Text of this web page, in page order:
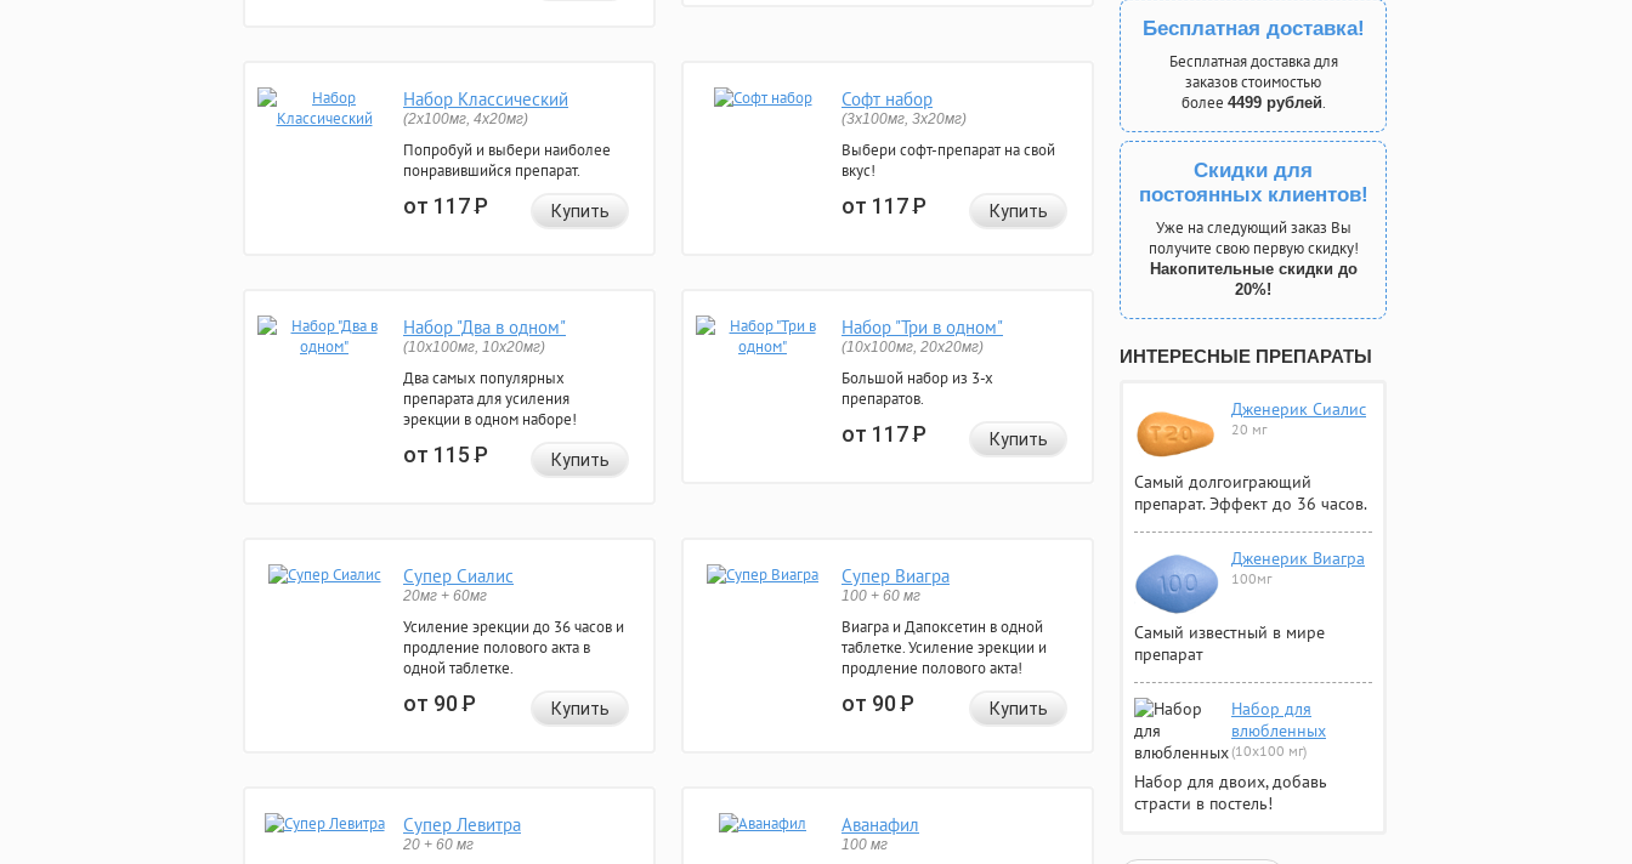
Набор Классический
(2x100мг, 4x20мг)
Попробуй и выбери наиболее
понравившийся препарат.
от 117Р Купить
Софт набор
(3x100мг, 3x20мг)
Выбери софт-препарат на свой
вкус!
от 117Р Купить
Набор "Два в одном"
(10x100мг, 10x20мг)
Два самых популярных
препарата для усиления
эрекции в одном наборе!
от 115Р Купить
Набор "Три в одном"
(10x100мг, 20x20мг)
Большой набор из 3-х
препаратов.
от 117Р Купить
Супер Сиалис
20мг + 60мг
Усиление эрекции до 36 часов и
продление полового акта в
одной таблетке.
от 90Р Купить
Супер Виагра
100 + 60 мг
Виагра и Дапоксетин в одной
таблетке. Усиление эрекции и
продление полового акта!
от 90Р Купить
Супер Левитра
20 + 60 мг
Аванафил
100 мг
Бесплатная доставка!
Бесплатная доставка для
заказов стоимостью
более 4499 рублей.
Скидки для
постоянных клиентов!
Уже на следующий заказ Вы
получите свою первую скидку!
Накопительные скидки до
20%!
ИНТЕРЕСНЫЕ ПРЕПАРАТЫ
Дженерик Сиалис
20 мг
Самый долгоиграющий
препарат. Эффект до 36 часов.
Дженерик Виагра
100мг
Самый известный в мире
препарат
Набор для
влюбленных
(10х100 мг)
Набор для двоих, добавь
страсти в постель!